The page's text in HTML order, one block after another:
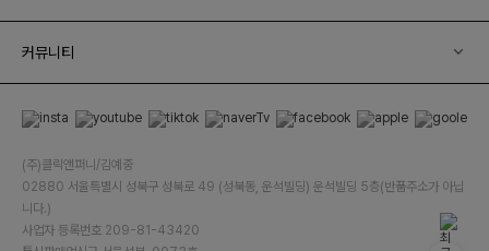
커뮤니티
(주)클릭앤퍼니/김예중
02880 서울특별시 성북구 성북로 49 (성북동, 운석빌딩) 운석빌딩 5층(반품주소가 아닙
니다.)
사업자 등록번호 209-81-43420